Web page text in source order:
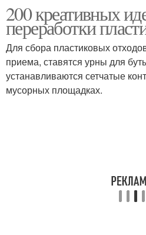
Популярные идеи
Идеи для украшения
200 креативных
переработки
Для сбора пластиковых
приема, ставятся урны для
устанавливаются сетчатые
мусорных площадках.